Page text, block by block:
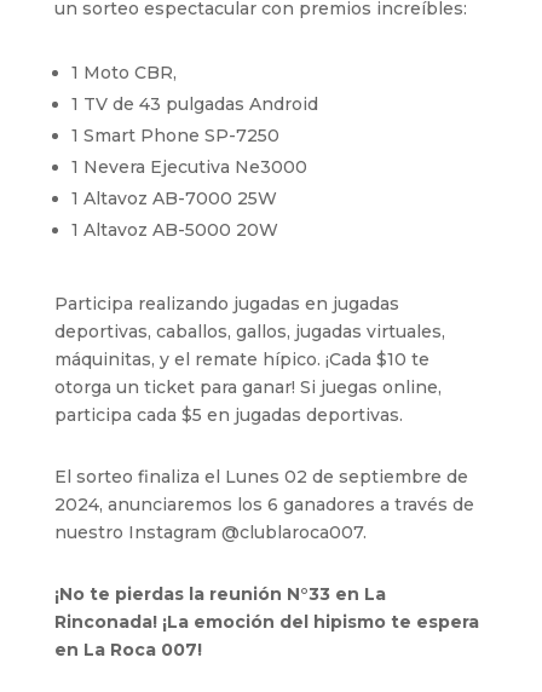
un sorteo espectacular con premios increíbles:
1 Moto CBR,
1 TV de 43 pulgadas Android
1 Smart Phone SP-7250
1 Nevera Ejecutiva Ne3000
1 Altavoz AB-7000 25W
1 Altavoz AB-5000 20W
Participa realizando jugadas en jugadas
deportivas, caballos, gallos, jugadas virtuales,
máquinitas, y el remate hípico. ¡Cada $10 te
otorga un ticket para ganar! Si juegas online,
participa cada $5 en jugadas deportivas.
El sorteo finaliza el Lunes 02 de septiembre de
2024, anunciaremos los 6 ganadores a través de
nuestro Instagram @‌clublaroca007.
¡No te pierdas la reunión N°33 en La
Rinconada! ¡La emoción del hipismo te espera
en La Roca 007!